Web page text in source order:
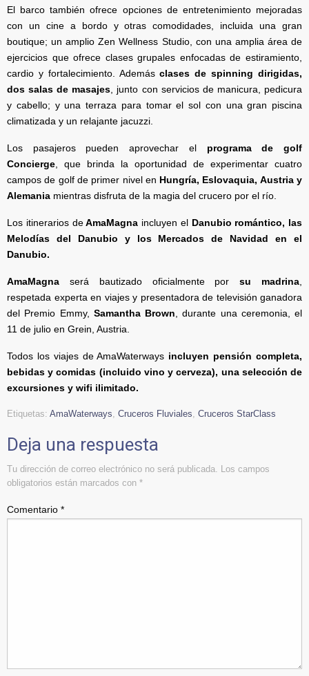
El barco también ofrece opciones de entretenimiento mejoradas
con un cine a bordo y otras comodidades, incluida una gran
boutique; un amplio Zen Wellness Studio, con una amplia área de
ejercicios que ofrece clases grupales enfocadas de estiramiento,
cardio y fortalecimiento. Ademásclases de spinning dirigidas,
dos salas de masajes , junto con servicios de manicura, pedicura
y cabello; y una terraza para tomar el sol con una gran piscina
climatizada y un relajante jacuzzi.
Los pasajeros pueden aprovechar el programa de golf
Concierge , que brinda la oportunidad de experimentar cuatro
campos de golf de primer nivel en Hungría, Eslovaquia, Austria y
Alemania mientras disfruta de la magia del crucero por el río.
Los itinerarios deAmaMagna incluyen el Danubio romántico, las
Melodías del Danubio y los Mercados de Navidad en el
Danubio.
AmaMagna será bautizado oficialmente porsu madrina
respetada experta en viajes y presentadora de televisión ganadora
del Premio Emmy, Samantha Brown , durante una ceremonia, el
11 de julio en Grein, Austria.
Todos los viajes de AmaWaterways incluyen pensión completa,
bebidas y comidas (incluido vino y cerveza), una selección de
excursiones y wifi ilimitado.
Etiquetas: AmaWaterways Cruceros Fluviales Cruceros StarClass
Deja una respuesta
Tu dirección de correo electrónico no será publicada.
Los campos
obligatorios están marcados con *
Comentario *